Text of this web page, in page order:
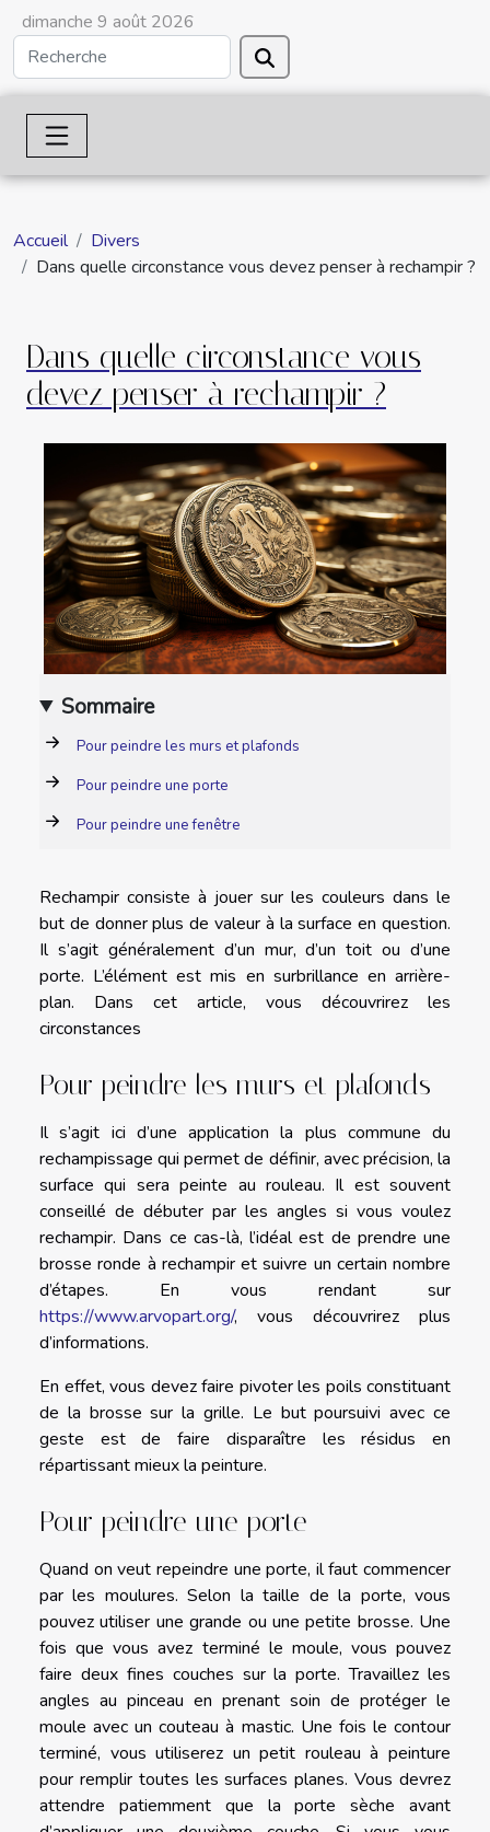
dimanche 9 août 2026
Accueil
Divers
Dans quelle circonstance vous devez penser à rechampir ?
Dans quelle circonstance vous
devez penser à rechampir ?
Sommaire
Pour peindre les murs et plafonds
Pour peindre une porte
Pour peindre une fenêtre
Rechampir consiste à jouer sur les couleurs dans le
but de donner plus de valeur à la surface en question.
Il s’agit généralement d’un mur, d’un toit ou d’une
porte. L’élément est mis en surbrillance en arrière-
plan. Dans cet article, vous découvrirez les
circonstances
Pour peindre les murs et plafonds
Il s’agit ici d’une application la plus commune du
rechampissage qui permet de définir, avec précision, la
surface qui sera peinte au rouleau. Il est souvent
conseillé de débuter par les angles si vous voulez
rechampir. Dans ce cas-là, l’idéal est de prendre une
brosse ronde à rechampir et suivre un certain nombre
d’étapes. En vous rendant sur
https://www.arvopart.org/, vous découvrirez plus
d’informations.
En effet, vous devez faire pivoter les poils constituant
de la brosse sur la grille. Le but poursuivi avec ce
geste est de faire disparaître les résidus en
répartissant mieux la peinture.
Pour peindre une porte
Quand on veut repeindre une porte, il faut commencer
par les moulures. Selon la taille de la porte, vous
pouvez utiliser une grande ou une petite brosse. Une
fois que vous avez terminé le moule, vous pouvez
faire deux fines couches sur la porte. Travaillez les
angles au pinceau en prenant soin de protéger le
moule avec un couteau à mastic. Une fois le contour
terminé, vous utiliserez un petit rouleau à peinture
pour remplir toutes les surfaces planes. Vous devrez
attendre patiemment que la porte sèche avant